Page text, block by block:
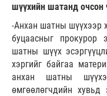
шүүхийн шатанд очсон
-Анхан шатны шүүхээр
буцаасныг прокурор
шатны шүүх
хэргийг байгаа
анхан шатны
өмгөөлөгчдийн